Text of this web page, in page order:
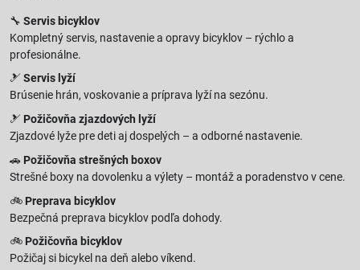
🔧 Servis bicyklov
Kompletný servis, nastavenie a opravy bicyklov – rýchlo a
profesionálne.
🎿 Servis lyží
Brúsenie hrán, voskovanie a príprava lyží na sezónu.
🎿 Požičovňa zjazdových lyží
Zjazdové lyže pre deti aj dospelých – a odborné nastavenie.
🚗 Požičovňa strešných boxov
Strešné boxy na dovolenku a výlety – montáž a poradenstvo v cene.
🚲 Preprava bicyklov
Bezpečná preprava bicyklov podľa dohody.
🚲 Požičovňa bicyklov
Požičaj si bicykel na deň alebo víkend.